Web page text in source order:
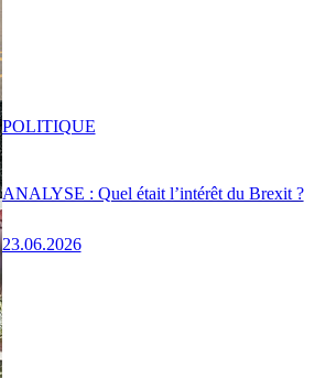
ANALYSE : Quel était l’intérêt du Brexit ?
23.06.2026
POLITIQUE